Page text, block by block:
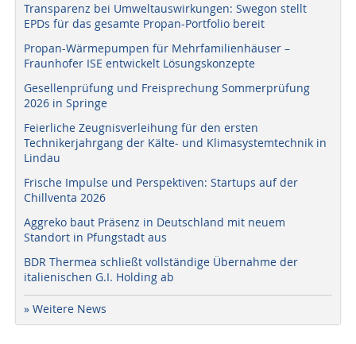
Transparenz bei Umweltauswirkungen: Swegon stellt
EPDs für das gesamte Propan-Portfolio bereit
Propan-Wärmepumpen für Mehrfamilienhäuser –
Fraunhofer ISE entwickelt Lösungskonzepte
Gesellenprüfung und Freisprechung Sommerprüfung
2026 in Springe
Feierliche Zeugnisverleihung für den ersten
Technikerjahrgang der Kälte- und Klimasystemtechnik in
Lindau
Frische Impulse und Perspektiven: Startups auf der
Chillventa 2026
Aggreko baut Präsenz in Deutschland mit neuem
Standort in Pfungstadt aus
BDR Thermea schließt vollständige Übernahme der
italienischen G.I. Holding ab
» Weitere News